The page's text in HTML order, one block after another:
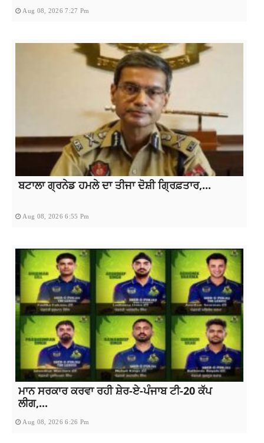
Aug 08, 2026 7:27 Pm
ਬਟਾਲਾ ਗ੍ਰਨੇਡ ਹਮਲੇ ਦਾ ਤੀਜਾ ਦੋਸ਼ੀ ਗ੍ਰਿਫ਼ਤਾਰ,...
Aug 08, 2026 6:55 Pm
ਮਾਨ ਸਰਕਾਰ ਕਰਵਾ ਰਹੀ ਸ਼ੇਰ-ਏ-ਪੰਜਾਬ ਟੀ-20 ਕੱਪ
ਲੀਗ,...
Aug 08, 2026 6:26 Pm